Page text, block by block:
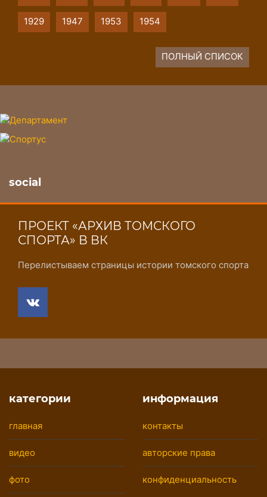
1929 1947 1953 1954
ПОЛНЫЙ СПИСОК
social
ПРОЕКТ «АРХИВ ТОМСКОГО
СПОРТА» В ВК
Перелистываем страницы истории томского спорта
категории
главная
видео
фото
информация
контакты
авторские права
конфиденциальность